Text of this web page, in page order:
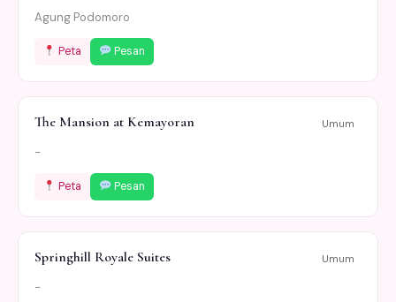
Agung Podomoro
Peta Pesan
The Mansion at Kemayoran Umum
-
Peta Pesan
Springhill Royale Suites Umum
-